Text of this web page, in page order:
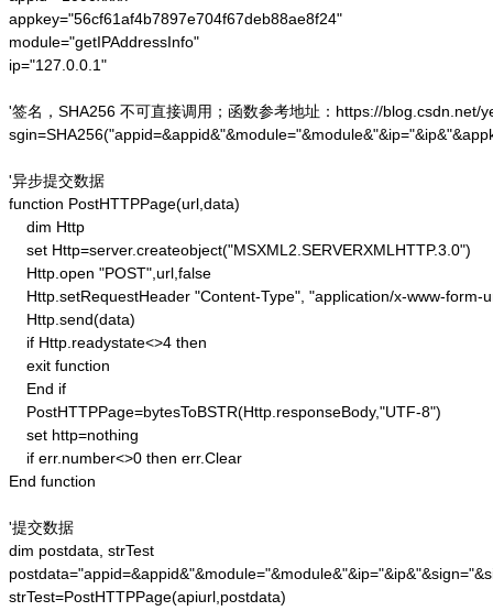
appkey="56cf61af4b7897e704f67deb88ae8f24"
module="getIPAddressInfo"
ip="127.0.0.1"
'签名，SHA256 不可直接调用；函数参考地址：https://blog.csdn.net/
'异步提交数据
function PostHTTPPage(url,data)
    dim Http
    set Http=server.createobject("MSXML2.SERVERXMLHTTP.3.0")
    Http.open "POST",url,false
Http.setRequestHeader "Content-Type", "application/x-www-form-
    Http.send(data)
    if Http.readystate<>4 then
    exit function
    End if
    PostHTTPPage=bytesToBSTR(Http.responseBody,"UTF-8")
    set http=nothing
    if err.number<>0 then err.Clear
End function
'提交数据
dim postdata, strTest
strTest=PostHTTPPage(apiurl,postdata)